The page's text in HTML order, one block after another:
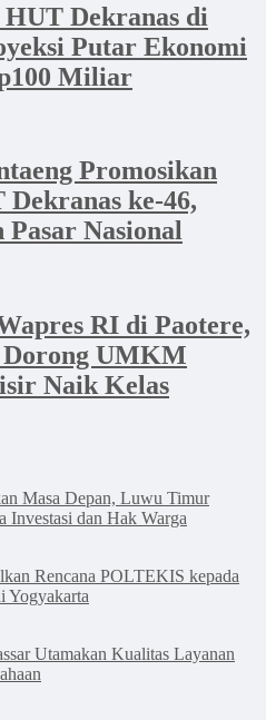
Dekranas di
Putar Ekonomi
Miliar
Promosikan
ke-46,
Nasional
RI di Paotere,
UMKM
Naik Kelas
Masa Depan, Luwu Timur
Investasi dan Hak Warga
Rencana POLTEKIS kepada
Yogyakarta
Utamakan Kualitas Layanan